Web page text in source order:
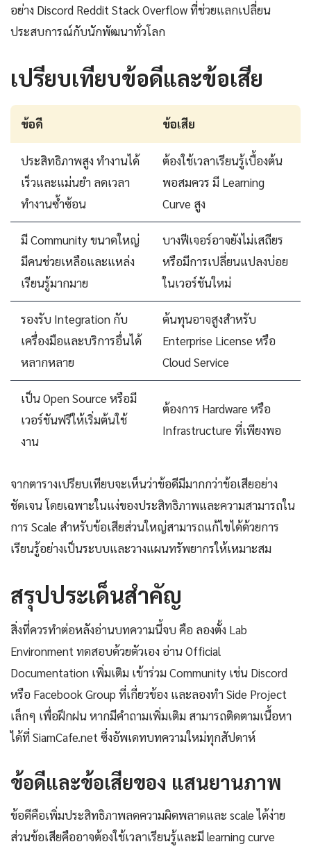
อย่าง Discord Reddit Stack Overflow ที่ช่วยแลกเปลี่ยน
ประสบการณ์กับนักพัฒนาทั่วโลก
เปรียบเทียบข้อดีและข้อเสีย
ข้อดี ข้อเสีย
ประสิทธิภาพสูง ทำงานได้
เร็วและแม่นยำ ลดเวลา
ทำงานซ้ำซ้อน
ต้องใช้เวลาเรียนรู้เบื้องต้น
พอสมควร มี Learning
Curve สูง
มี Community ขนาดใหญ่
มีคนช่วยเหลือและแหล่ง
เรียนรู้มากมาย
บางฟีเจอร์อาจยังไม่เสถียร
หรือมีการเปลี่ยนแปลงบ่อย
ในเวอร์ชันใหม่
รองรับ Integration กับ
เครื่องมือและบริการอื่นได้
หลากหลาย
ต้นทุนอาจสูงสำหรับ
Enterprise License หรือ
Cloud Service
เป็น Open Source หรือมี
เวอร์ชันฟรีให้เริ่มต้นใช้
งาน
ต้องการ Hardware หรือ
Infrastructure ที่เพียงพอ
จากตารางเปรียบเทียบจะเห็นว่าข้อดีมีมากกว่าข้อเสียอย่าง
ชัดเจน โดยเฉพาะในแง่ของประสิทธิภาพและความสามารถใน
การ Scale สำหรับข้อเสียส่วนใหญ่สามารถแก้ไขได้ด้วยการ
เรียนรู้อย่างเป็นระบบและวางแผนทรัพยากรให้เหมาะสม
สรุปประเด็นสำคัญ
สิ่งที่ควรทำต่อหลังอ่านบทความนี้จบ คือ ลองตั้ง Lab
Environment ทดสอบด้วยตัวเอง อ่าน Official
Documentation เพิ่มเติม เข้าร่วม Community เช่น Discord
หรือ Facebook Group ที่เกี่ยวข้อง และลองทำ Side Project
เล็กๆ เพื่อฝึกฝน หากมีคำถามเพิ่มเติม สามารถติดตามเนื้อหา
ได้ที่ SiamCafe.net ซึ่งอัพเดทบทความใหม่ทุกสัปดาห์
ข้อดีและข้อเสียของ แสนยานภาพ
ข้อดีคือเพิ่มประสิทธิภาพลดความผิดพลาดและ scale ได้ง่าย
ส่วนข้อเสียคืออาจต้องใช้เวลาเรียนรู้และมี learning curve